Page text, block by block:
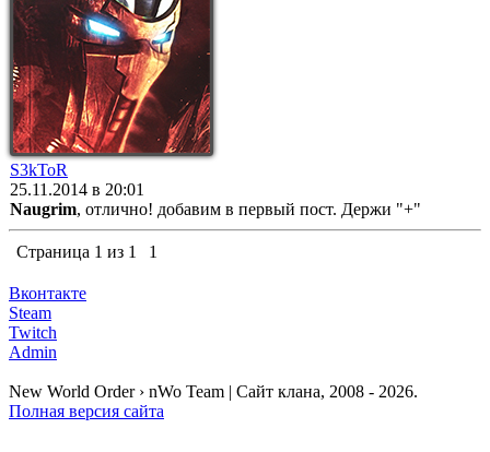
S3kToR
25.11.2014 в 20:01
Naugrim, отлично! добавим в первый пост. Держи "+"
Страница 1 из 1 1
Вконтакте
Steam
Twitch
Admin
New World Order › nWo Team | Сайт клана, 2008 - 2026.
Полная версия сайта